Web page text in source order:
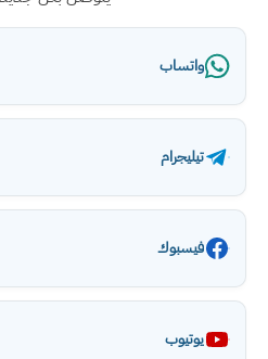
واتساب
تيليجرام
فيسبوك
يوتيوب